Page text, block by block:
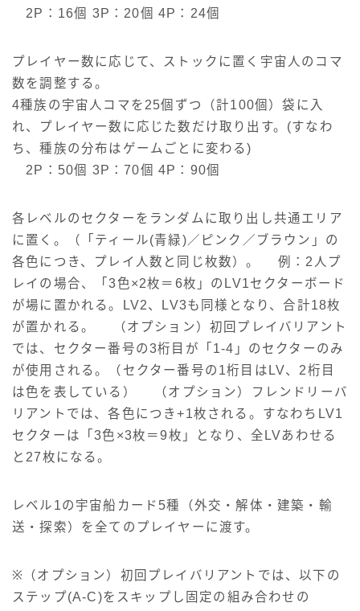
2P：16個 3P：20個 4P：24個
プレイヤー数に応じて、ストックに置く宇宙人のコマ
数を調整する。
4種族の宇宙人コマを25個ずつ（計100個）袋に入
れ、プレイヤー数に応じた数だけ取り出す。(すなわ
ち、種族の分布はゲームごとに変わる)
2P：50個 3P：70個 4P：90個
各レベルのセクターをランダムに取り出し共通エリア
に置く。（「ティール(青緑)／ピンク／ブラウン」の
各色につき、プレイ人数と同じ枚数）。 例：2人プ
レイの場合、「3色×2枚＝6枚」のLV1セクターボード
が場に置かれる。LV2、LV3も同様となり、合計18枚
が置かれる。 （オプション）初回プレイバリアント
では、セクター番号の3桁目が「1-4」のセクターのみ
が使用される。（セクター番号の1桁目はLV、2桁目
は色を表している） （オプション）フレンドリーバ
リアントでは、各色につき+1枚される。すなわちLV1
セクターは「3色×3枚＝9枚」となり、全LVあわせる
と27枚になる。
レベル1の宇宙船カード5種（外交・解体・建築・輸
送・探索）を全てのプレイヤーに渡す。
※（オプション）初回プレイバリアントでは、以下の
ステップ(A-C)をスキップし固定の組み合わせの